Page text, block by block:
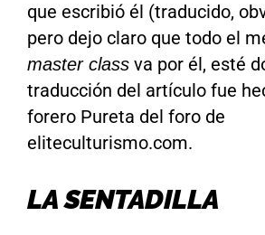
que escribió él (traducido,
pero dejo claro que todo el
master classva por él, esté
traducción del artículo fue
forero Pureta del foro de
eliteculturismo.com.
LA SENTADILLA